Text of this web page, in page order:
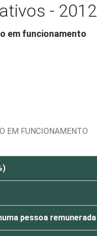
- 2012
em funcionamento
EM FUNCIONAMENTO
pessoa remunerada